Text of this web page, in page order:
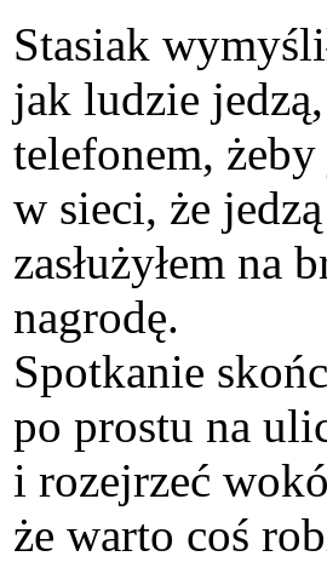
Stasiak
jak ludzie
telefonem,
w sieci, że
zasłużyłem na
nagrodę.
Spotkanie
po prostu na
i rozejrzeć
że warto coś